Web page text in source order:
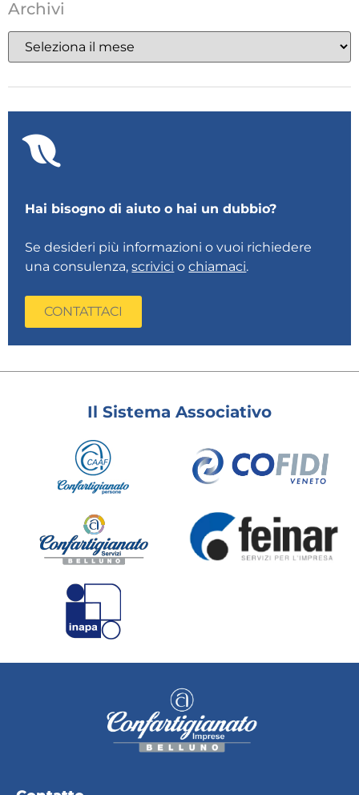
Archivi
Hai bisogno di aiuto o hai un dubbio?
Se desideri più informazioni o vuoi richiedere
una consulenza,scrivici ochiamaci.
CONTATTACI
Il Sistema Associativo